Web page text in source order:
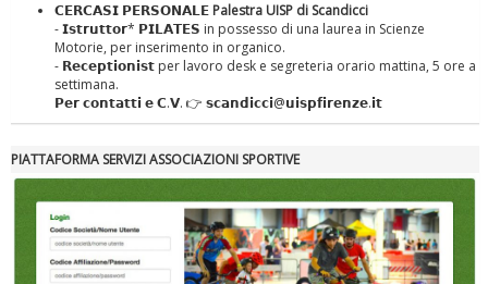
Tiziano Pesce nel Cda di Fondazione Terzjus: prima riunione a
𝗖𝗘𝗥𝗖𝗔𝗦𝗜 𝗣𝗘𝗥𝗦𝗢𝗡𝗔𝗟𝗘 Palestra UISP di Scandicci
- 𝗜𝘀𝘁𝗿𝘂𝘁𝘁𝗼𝗿* 𝗣𝗜𝗟𝗔𝗧𝗘𝗦 in possesso di una laurea in Scienze
Motorie, per inserimento in organico.
- 𝗥𝗲𝗰𝗲𝗽𝘁𝗶𝗼𝗻𝗶𝘀𝘁 per lavoro desk e segreteria orario mattina, 5 ore a
settimana.
𝗣𝗲𝗿 𝗰𝗼𝗻𝘁𝗮𝘁𝘁𝗶 𝗲 𝗖.𝗩. 👉 𝘀𝗰𝗮𝗻𝗱𝗶𝗰𝗰𝗶@𝘂𝗶𝘀𝗽𝗳𝗶𝗿𝗲𝗻𝘇𝗲.𝗶𝘁
PIATTAFORMA SERVIZI ASSOCIAZIONI SPORTIVE